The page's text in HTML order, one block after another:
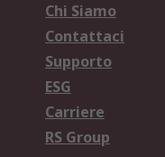
Chi Siamo
Contattaci
Supporto
ESG
Carriere
RS Group